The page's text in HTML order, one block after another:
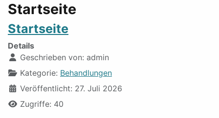
Startseite
Startseite
Details
Geschrieben von: admin
Kategorie: Behandlungen
Veröffentlicht: 27. Juli 2026
Zugriffe: 40